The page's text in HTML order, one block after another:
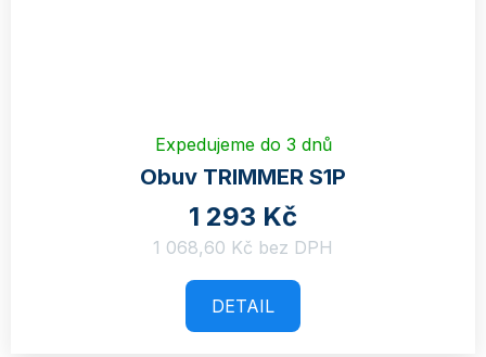
Expedujeme do 3 dnů
Obuv TRIMMER S1P
1 293 Kč
1 068,60 Kč bez DPH
DETAIL